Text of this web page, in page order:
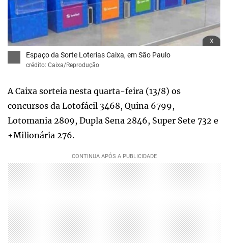
x
Espaço da Sorte Loterias Caixa, em São Paulo
crédito: Caixa/Reprodução
A Caixa sorteia nesta quarta-feira (13/8) os
concursos da Lotofácil 3468, Quina 6799,
Lotomania 2809, Dupla Sena 2846, Super Sete 732 e
+Milionária 276.